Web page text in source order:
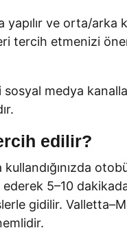
ve orta/arka
tercih etmenizi
medya
edilir?
5–10 dakikada
gidilir.